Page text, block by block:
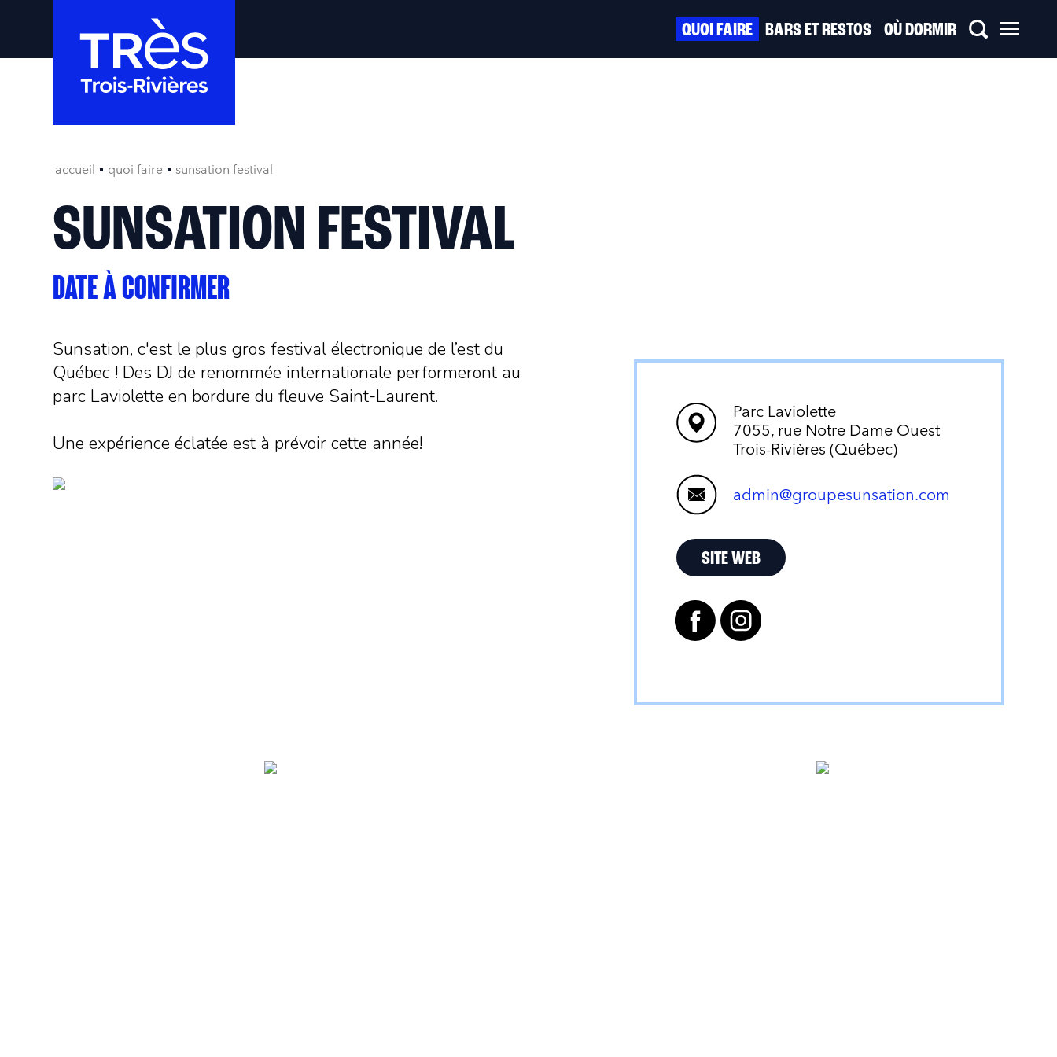
QUOI FAIRE BARS ET RESTOS OÙ DORMIR
accueil quoi faire sunsation festival
SUNSATION FESTIVAL
DATE À CONFIRMER
Sunsation, c'est le plus gros festival électronique de l’est du
Québec ! Des DJ de renommée internationale performeront au
parc Laviolette en bordure du fleuve Saint-Laurent.
Une expérience éclatée est à prévoir cette année!
Parc Laviolette
7055, rue Notre Dame Ouest
Trois-Rivières (Québec)
admin@groupesunsation.com
SITE WEB